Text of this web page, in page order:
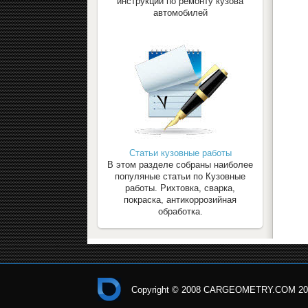
автомобилей
Статьи кузовные работы
В этом разделе собраны наиболее
популяные статьи по Кузовные
работы. Рихтовка, сварка,
покраска, антикоррозийная
обработка.
Copyright © 2008 CARGEOMETRY.COM